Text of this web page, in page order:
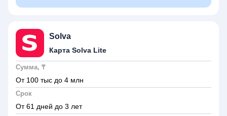
Solva
Карта Solva Lite
Сумма, ₸
От 100 тыс до 4 млн
Срок
От 61 дней до 3 лет